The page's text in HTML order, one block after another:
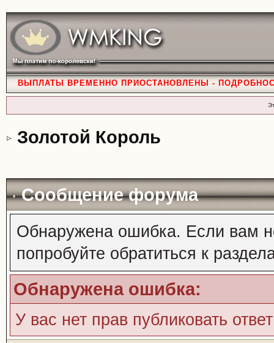
ВЫПЛАТЫ ВРЕМЕННО ПРИОСТАНОВЛЕНЫ -
Золотой Король
Сообщение форума
Обнаружена ошибка. Если вам
попробуйте обратиться к
Обнаружена ошибка:
У вас нет прав публиковать